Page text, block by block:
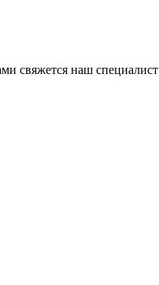
свяжется наш специалист